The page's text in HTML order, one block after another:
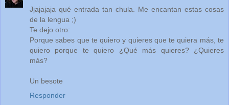
Jjajajaja qué entrada tan chula. Me encantan estas cosas
de la lengua ;)
Te dejo otro:
Porque sabes que te quiero y quieres que te quiera más, te
quiero porque te quiero ¿Qué más quieres? ¿Quieres
más?
Un besote
Responder